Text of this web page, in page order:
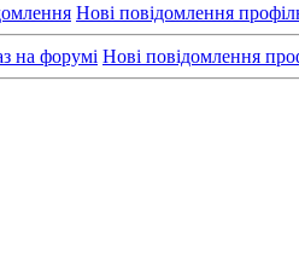
Нові повідомлення
на форумі Нові повідомлення